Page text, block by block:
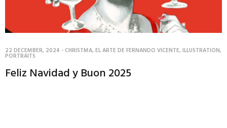
22 DECEMBER, 2024 - CHRISTMA,EL ARTE DE FERNANDO VICENTE,ILLUSTRATION,
PORTRAITS
Feliz Navidad y Buon 2025